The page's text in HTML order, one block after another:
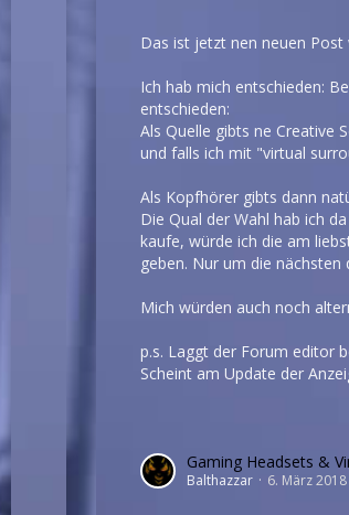
Das ist jetzt nen neuen Post
Ich hab mich entschieden:
entschieden:
Als Quelle gibts ne Creative
und falls ich mit "virtual
Als Kopfhörer gibts dann
Die Qual der Wahl hab ich
kaufe, würde ich die am
geben. Nur um die nächsten
Mich würden auch noch
p.s. Laggt der Forum editor
Scheint am Update der
Gaming Headsets &
Balthazzar 6. März 2018